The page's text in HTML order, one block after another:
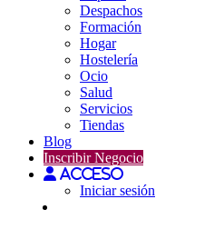
Despachos
Formación
Hogar
Hostelería
Ocio
Salud
Servicios
Tiendas
Blog
Inscribir Negocio
Acceso
Iniciar sesión